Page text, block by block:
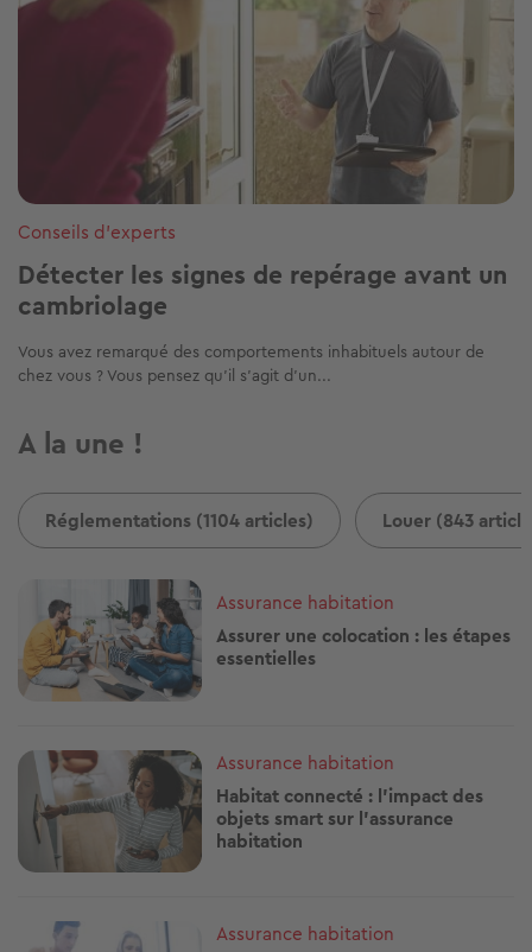
Conseils d'experts
Détecter les signes de repérage avant un
cambriolage
Vous avez remarqué des comportements inhabituels autour de
chez vous ? Vous pensez qu’il s’agit d’un...
A la une !
Réglementations (1104 articles) Louer (843
Assurance habitation
Assurer une colocation : les étapes
essentielles
Image
Assurance habitation
Habitat connecté : l’impact des
objets smart sur l’assurance
habitation
Image
Assurance habitation